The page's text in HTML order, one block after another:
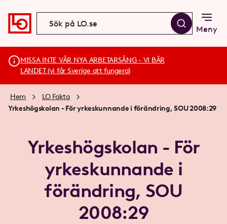
Meny
MISSA INTE VÅR NYA ARBETARSÅNG - VI BÄR
LANDET (vi får Sverige att fungera)
Hem
LO Fakta
Yrkeshögskolan - För yrkeskunnande i förändring, SOU 2008:29
Yrkeshögskolan - För
yrkeskunnande i
förändring, SOU
2008:29